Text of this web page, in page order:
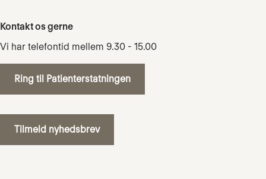
Kontakt os gerne
Vi har telefontid mellem 9.30 - 15.00
Ring til Patienterstatningen
Tilmeld nyhedsbrev